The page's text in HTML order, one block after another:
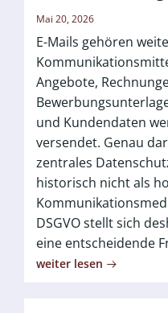
Mai 20, 2026
E-Mails gehören
Angebote,
und Kundendaten
versendet. Genau
zentrales
historisch nicht als
DSGVO stellt sich
eine entscheidende
weiter lesen